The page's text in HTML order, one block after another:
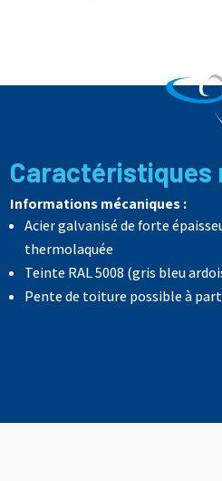
Caractéristiques
Informations mécaniques :
Acier galvanisé de forte
thermolaquée
Teinte RAL 5008 (gris bleu
Pente de toiture possible à